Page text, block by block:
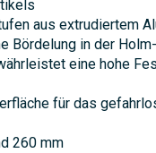
aus extrudiertem
Bördelung in der
eine hohe
für das
260 mm